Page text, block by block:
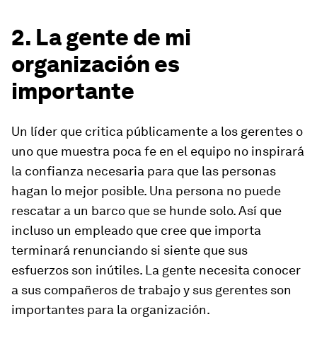
2. La gente de mi
organización es
importante
Un líder que critica públicamente a los gerentes o
uno que muestra poca fe en el equipo no inspirará
la confianza necesaria para que las personas
hagan lo mejor posible. Una persona no puede
rescatar a un barco que se hunde solo. Así que
incluso un empleado que cree que importa
terminará renunciando si siente que sus
esfuerzos son inútiles. La gente necesita conocer
a sus compañeros de trabajo y sus gerentes son
importantes para la organización.